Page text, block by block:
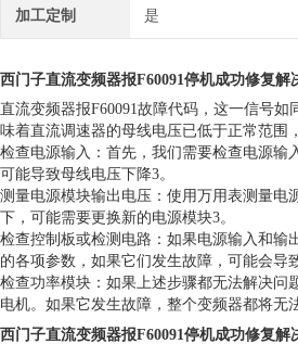
加工定制 是
西门子直流变频器报F60091停机成功修复解
直流变频器报F60091故障代码，这一信号
味着直流调速器的母线电压已低于正常范围
检查电源输入：首先，我们需要检查电源输
可能导致母线电压下降3。
测量电源模块输出电压：使用万用表测量电
下，可能需要更换新的电源模块3。
检查控制板或检测电路：如果电源输入和输
的各项参数，如果它们发生故障，可能会导
检查功率模块：如果上述步骤都无法解决问
电机。如果它发生故障，整个变频器都将无
西门子直流变频器报F60091停机成功修复解